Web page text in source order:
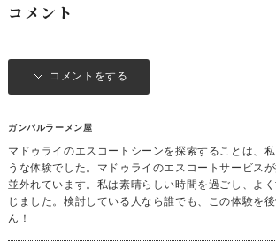
コメント
コメントをする
ガンバルラーメン屋
マドゥライのエスコートシーンを探索することは、
うな体験でした。マドゥライのエスコートサービス
並外れています。私は素晴らしい時間を過ごし、よ
じました。検討している人なら誰でも、この体験を
ん！